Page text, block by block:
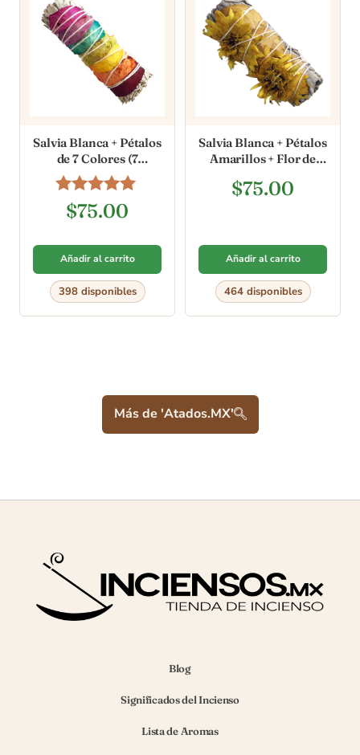
Salvia Blanca + Pétalos
de 7 Colores (7
Chakras) [4 pulgadas]
Valorado en
5.00
$75.00
Añadir al carrito
398 disponibles
Salvia Blanca + Pétalos
Amarillos + Flor de
pulgadas)
$75.00
Añadir al carrito
464 disponibles
Más de 'Atados.MX'
Blog
Significados del Incienso
Lista de Aromas